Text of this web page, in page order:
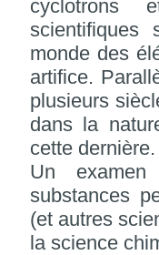
cyclotrons
scientifiques
monde des
artifice.
plusieurs
dans la
cette dernière.
Un
substances
(et autres
la science